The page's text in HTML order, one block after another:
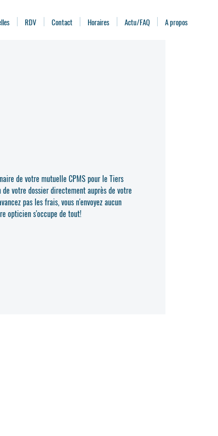
RDV Contact Horaires Actu/FAQ A propos
de votre mutuelle CPMS pour le Tiers
votre dossier directement auprès de votre
pas les frais, vous n'envoyez aucun
opticien s'occupe de tout!